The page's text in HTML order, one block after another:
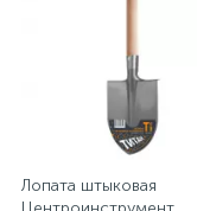
Лопата штыковая
Цветочницы
Шкафы